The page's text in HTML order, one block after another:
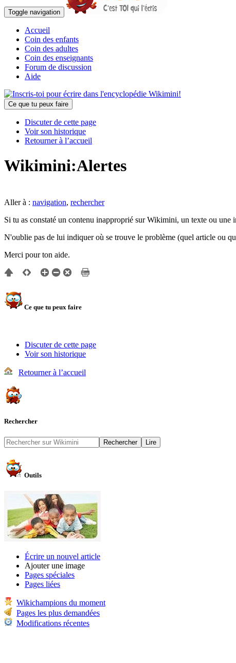
Toggle navigation
Accueil
Coin des enfants
Coin des adultes
Coin des enseignants
Forum de discussion
Aide
Ce que tu peux faire
Discuter de cette page
Voir son historique
Retourner à l’accueil
Wikimini:Alertes
Aller à : navigation, rechercher
Si tu as constaté un contenu inapproprié sur Wikimini, un texte ou une
N'oublie pas de lui indiquer où se trouve le problème (quel article ou
Merci pour ton aide.
Ce que tu peux faire
Discuter de cette page
Voir son historique
Retourner à l’accueil
Rechercher
Outils
Écrire un nouvel article
Ajouter une image
Pages spéciales
Pages liées
Wikichampions du moment
Pages les plus demandées
Modifications récentes